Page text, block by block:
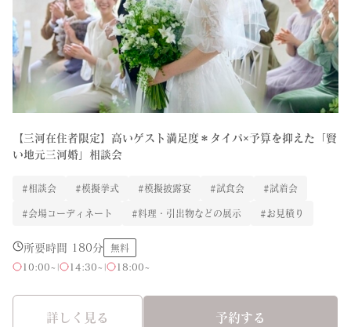
【三河在住者限定】高いゲスト満足度＊タイパ×予算を抑えた「賢
い地元三河婚」相談会
#相談会 #模擬挙式 #模擬披露宴 #試食会 #試着会
#会場コーディネート #料理・引出物などの展示 #お見積り
所要時間 180分
無料
10:00~
14:30~ 18:00~
詳しく見る 予約する